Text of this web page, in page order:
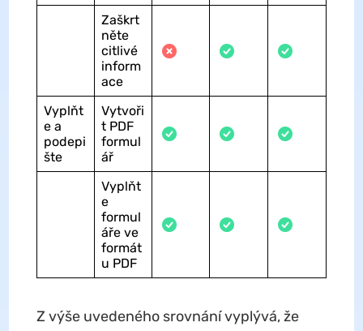
Zaškrt
něte
citlivé
inform
ace
Vyplňt
e a
podepi
šte
Vytvoři
t PDF
formul
ář
Vyplňt
e
formul
áře ve
formát
u PDF
Z výše uvedeného srovnání vyplývá, že